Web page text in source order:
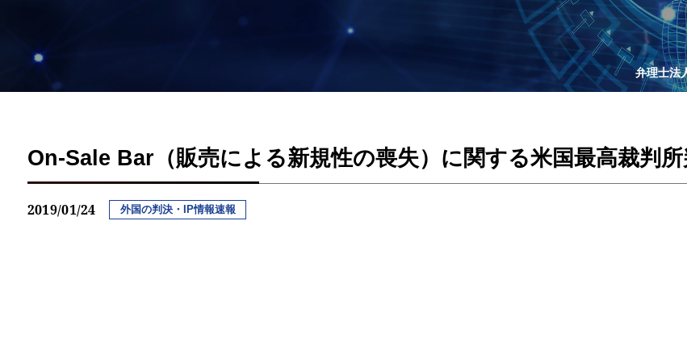
弁理士法
On-Sale Bar（販売による新規性の喪失）に関する米国最高裁判
2019/01/24 外国の判決・IP情報速報